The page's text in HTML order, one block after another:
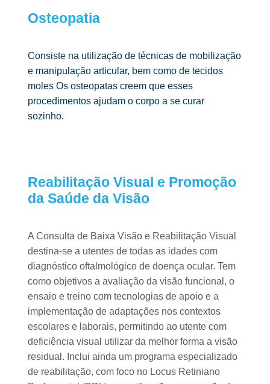
Osteopatia ​
Consiste na utilização de técnicas de mobilização
e manipulação articular, bem como de tecidos
moles Os osteopatas creem que esses
procedimentos ajudam o corpo a se curar
sozinho.
Reabilitação Visual e Promoção
da Saúde da Visão
A Consulta de Baixa Visão e Reabilitação Visual
destina-se a utentes de todas as idades com
diagnóstico oftalmológico de doença ocular. Tem
como objetivos a avaliação da visão funcional, o
ensaio e treino com tecnologias de apoio e a
implementação de adaptações nos contextos
escolares e laborais, permitindo ao utente com
deficiência visual utilizar da melhor forma a visão
residual. Inclui ainda um programa especializado
de reabilitação, com foco no Locus Retiniano